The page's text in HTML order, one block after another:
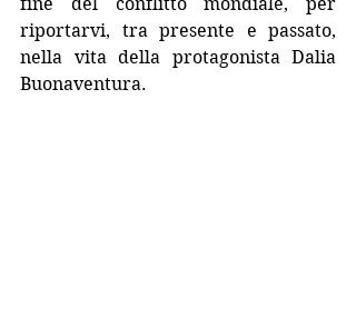
riportarvi, tra presente e passato,
nella vita della protagonista Dalia
Buonaventura.